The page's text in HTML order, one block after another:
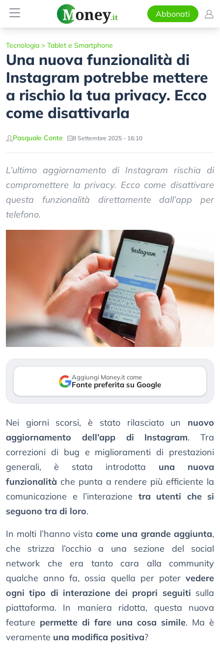
Abbonati
Tecnologia > Tablet e Smartphone
Una nuova funzionalità di
Instagram potrebbe mettere
a rischio la tua privacy. Ecco
come disattivarla
Pasquale Conte 8 Settembre 2025 - 16:10
L’ultimo aggiornamento di Instagram rischia di
compromettere la privacy. Ecco come disattivare
questa funzionalità direttamente dall’app per
telefono.
Aggiungi Money.it come
Fonte preferita su Google
Nei giorni scorsi, è stato rilasciato un nuovo
aggiornamento dell’app di Instagram. Tra
correzioni di bug e miglioramenti di prestazioni
generali, è stata introdotta una nuova
funzionalità che punta a rendere più efficiente la
comunicazione e l’interazione tra utenti che si
seguono tra di loro.
In molti l’hanno vistacome una grande aggiunta,
che strizza l’occhio a una sezione del social
network che era tanto cara alla community
qualche anno fa, ossia quella per poter vedere
ogni tipo di interazione dei propri seguiti sulla
piattaforma. In maniera ridotta, questa nuova
feature permette di fare una cosa simile. Ma è
veramente una modifica positiva?